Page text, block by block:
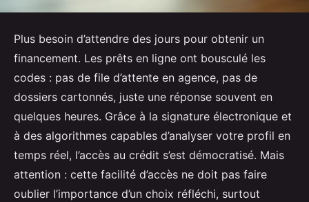
Plus besoin d’attendre des jours pour obtenir un
financement. Les prêts en ligne ont bousculé les
codes : pas de file d’attente en agence, pas de
dossiers cartonnés, juste une réponse souvent en
quelques heures. Grâce à la signature électronique et
à des algorithmes capables d’analyser votre profil en
temps réel, l’accès au crédit s’est démocratisé. Mais
attention : cette facilité d’accès ne doit pas faire
oublier l’importance d’un choix réfléchi, surtout